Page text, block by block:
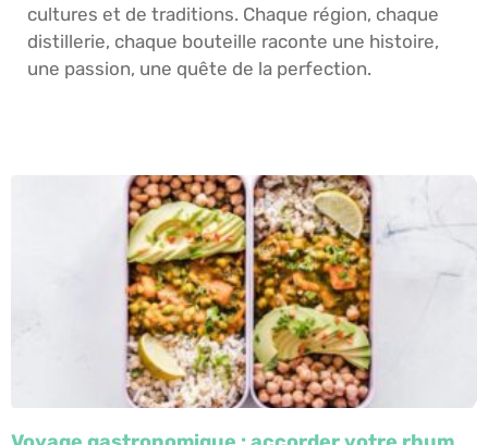
cultures et de traditions. Chaque région, chaque
distillerie, chaque bouteille raconte une histoire,
une passion, une quête de la perfection.